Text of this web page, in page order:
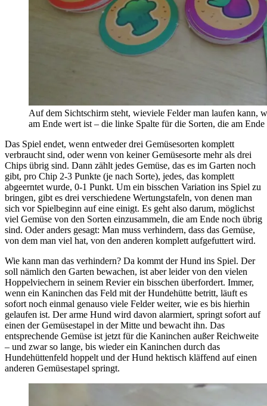
Auf dem Sichtschirm steht, wieviele Felder man laufen kann,
am Ende wert ist – die linke Spalte für die Sorten, die am
Das Spiel endet, wenn entweder drei Gemüsesorten komplett
verbraucht sind, oder wenn von keiner Gemüsesorte mehr als drei
Chips übrig sind. Dann zählt jedes Gemüse, das es im Garten noch
gibt, pro Chip 2-3 Punkte (je nach Sorte), jedes, das komplett
abgeerntet wurde, 0-1 Punkt. Um ein bisschen Variation ins Spiel zu
bringen, gibt es drei verschiedene Wertungstafeln, von denen man
sich vor Spielbeginn auf eine einigt. Es geht also darum, möglichst
viel Gemüse von den Sorten einzusammeln, die am Ende noch übrig
sind. Oder anders gesagt: Man muss verhindern, dass das Gemüse,
von dem man viel hat, von den anderen komplett aufgefuttert wird.
Wie kann man das verhindern? Da kommt der Hund ins Spiel. Der
soll nämlich den Garten bewachen, ist aber leider von den vielen
Hoppelviechern in seinem Revier ein bisschen überfordert. Immer,
wenn ein Kaninchen das Feld mit der Hundehütte betritt, läuft es
sofort noch einmal genauso viele Felder weiter, wie es bis hierhin
gelaufen ist. Der arme Hund wird davon alarmiert, springt sofort auf
einen der Gemüsestapel in der Mitte und bewacht ihn. Das
entsprechende Gemüse ist jetzt für die Kaninchen außer Reichweite
– und zwar so lange, bis wieder ein Kaninchen durch das
Hundehüttenfeld hoppelt und der Hund hektisch kläffend auf einen
anderen Gemüsestapel springt.